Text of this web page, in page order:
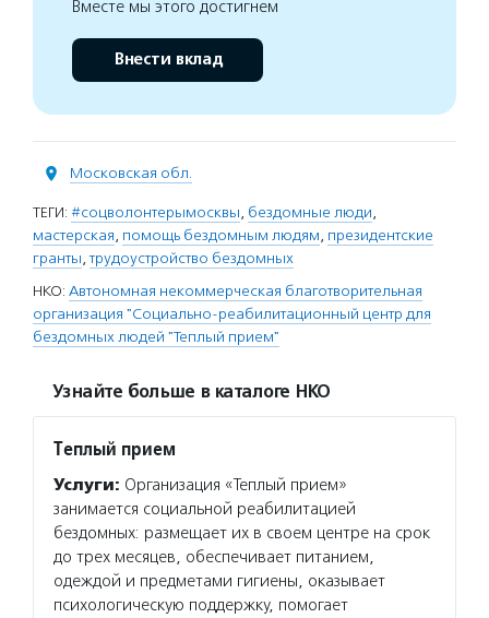
Вместе мы этого достигнем
Внести вклад
Московская обл.
ТЕГИ: #соцволонтерымосквы, бездомные люди,
мастерская, помощь бездомным людям, президентские
гранты,трудоустройство бездомных
НКО: Автономная некоммерческая благотворительная
организация "Социально-реабилитационный центр для
бездомных людей "Теплый прием"
Узнайте больше в каталоге НКО
Теплый прием
Услуги: Организация «Теплый прием»
занимается социальной реабилитацией
бездомных: размещает их в своем центре на срок
до трех месяцев, обеспечивает питанием,
одеждой и предметами гигиены, оказывает
психологическую поддержку, помогает